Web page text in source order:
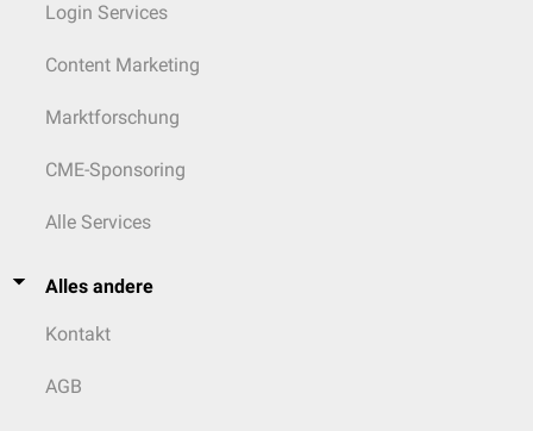
Login Services
Content Marketing
Marktforschung
CME-Sponsoring
Alle Services
Alles andere
Kontakt
AGB